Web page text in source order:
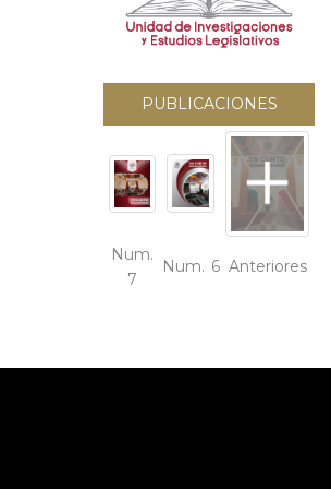
PUBLICACIONES
Num.
7
Num. 6 Anteriores